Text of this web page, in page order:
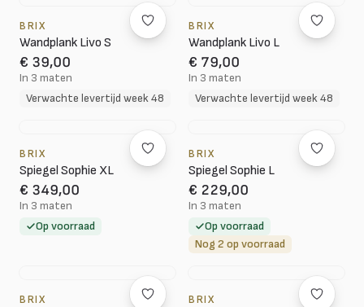
BRIX
Wandplank Livo S
€ 39,00
In 3 maten
Verwachte levertijd week 48
BRIX
Wandplank Livo L
€ 79,00
In 3 maten
Verwachte levertijd week 48
BRIX
Spiegel Sophie XL
€ 349,00
In 3 maten
Op voorraad
BRIX
Spiegel Sophie L
€ 229,00
In 3 maten
Op voorraad
Nog 2 op voorraad
BRIX BRIX